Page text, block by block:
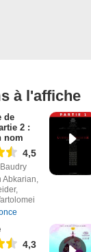
à l'affiche
de
2 :
nom
4,5
4,3